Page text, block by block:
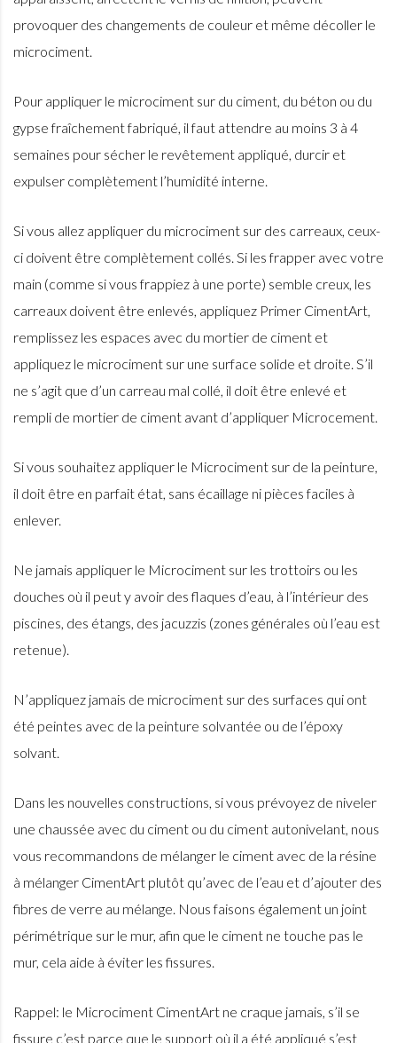
provoquer des changements de couleur et même décoller le
microciment.
Pour appliquer le microciment sur du ciment, du béton ou du
gypse fraîchement fabriqué, il faut attendre au moins 3 à 4
semaines pour sécher le revêtement appliqué, durcir et
expulser complètement l’humidité interne.
Si vous allez appliquer du microciment sur des carreaux, ceux-
ci doivent être complètement collés. Si les frapper avec votre
main (comme si vous frappiez à une porte) semble creux, les
carreaux doivent être enlevés, appliquez Primer CimentArt,
remplissez les espaces avec du mortier de ciment et
appliquez le microciment sur une surface solide et droite. S’il
ne s’agit que d’un carreau mal collé, il doit être enlevé et
rempli de mortier de ciment avant d’appliquer Microcement.
Si vous souhaitez appliquer le Microciment sur de la peinture,
il doit être en parfait état, sans écaillage ni pièces faciles à
enlever.
Ne jamais appliquer le Microciment sur les trottoirs ou les
douches où il peut y avoir des flaques d’eau, à l’intérieur des
piscines, des étangs, des jacuzzis (zones générales où l’eau est
retenue).
N’appliquez jamais de microciment sur des surfaces qui ont
été peintes avec de la peinture solvantée ou de l’époxy
solvant.
Dans les nouvelles constructions, si vous prévoyez de niveler
une chaussée avec du ciment ou du ciment autonivelant, nous
vous recommandons de mélanger le ciment avec de la résine
à mélanger CimentArt plutôt qu’avec de l’eau et d’ajouter des
fibres de verre au mélange. Nous faisons également un joint
périmétrique sur le mur, afin que le ciment ne touche pas le
mur, cela aide à éviter les fissures.
Rappel: le Microciment CimentArt ne craque jamais, s’il se
fissure c’est parce que le support où il a été appliqué s’est